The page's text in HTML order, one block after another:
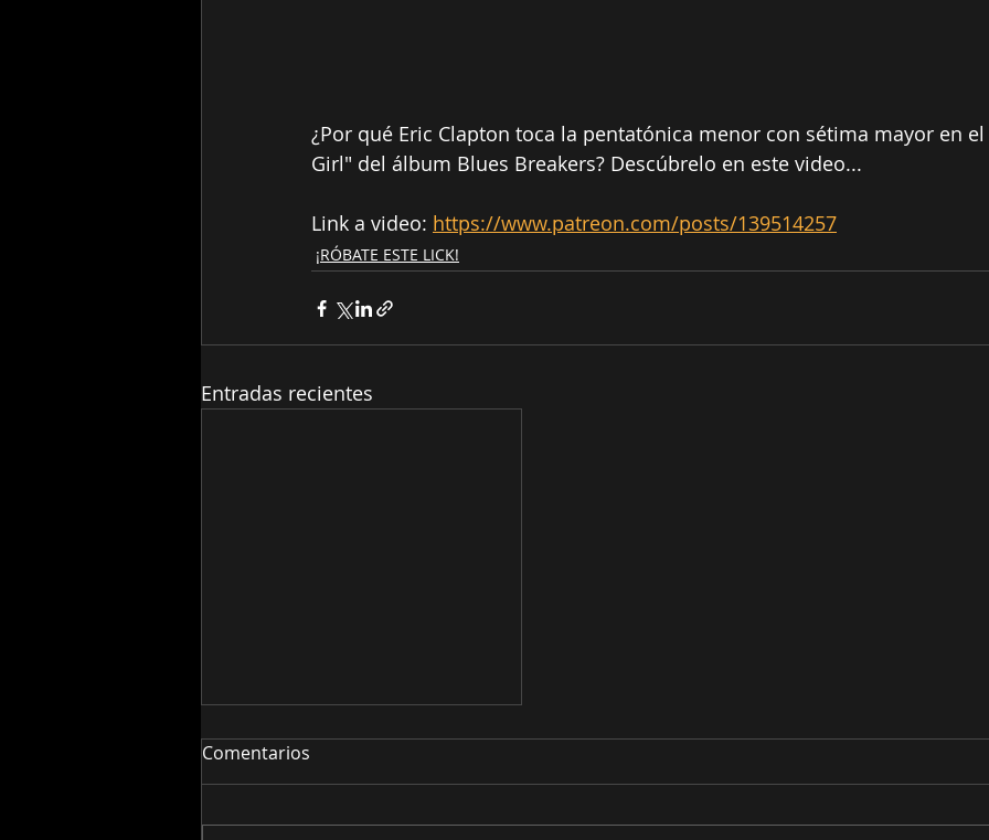
¿Por qué Eric Clapton toca la pentatónica menor con sétima mayor en
Girl" del álbum Blues Breakers? Descúbrelo en este video...
Link a video: https://www.patreon.com/posts/139514257
¡RÓBATE ESTE LICK!
Entradas recientes
Comentarios